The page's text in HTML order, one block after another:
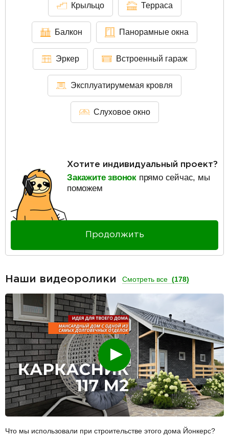
Крыльцо Терраса
Балкон Панорамные окна
Эркер Встроенный гараж
Эксплуатирумемая кровля
Слуховое окно
Хотите индивидуальный проект?
Закажите звонок прямо сейчас, мы
поможем
Продолжить
Наши видеоролики Смотреть все (178)
Смотреть
Что мы использовали при строительстве этого дома Йонкерс?